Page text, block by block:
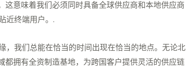
意味着我们必须同时具备全球供应商和本地供应商
近终端用户。.
，我们总能在恰当的时间出现在恰当的地点。无论北
拥有全资制造基地，为跨国客户提供灵活的供应链